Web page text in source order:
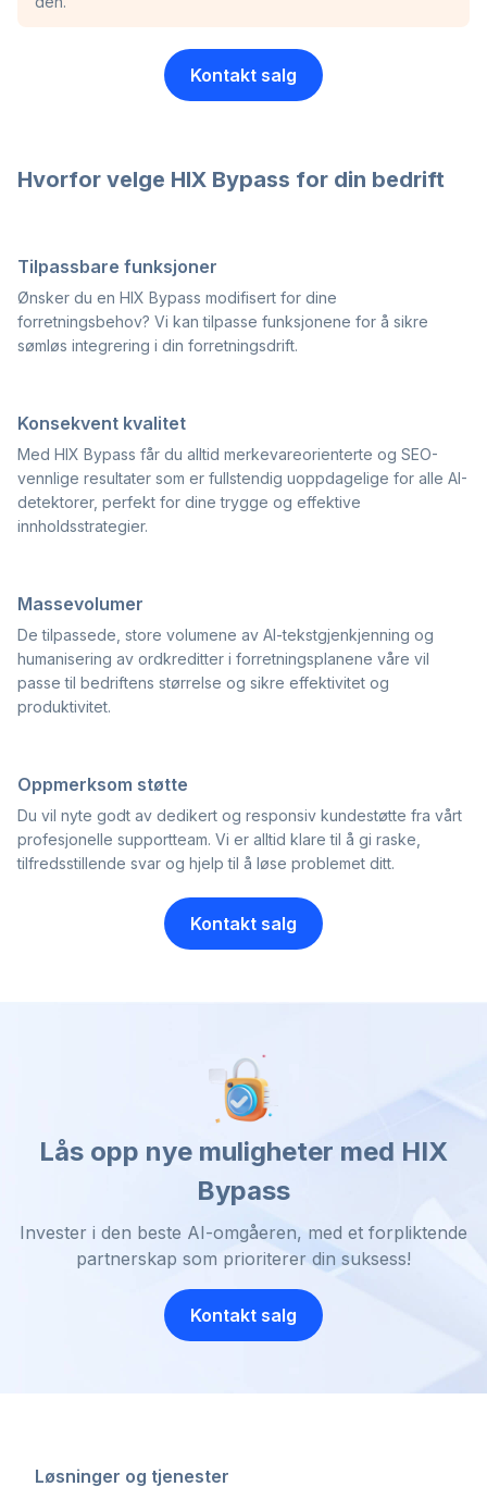
Kontakt salg
Hvorfor velge HIX Bypass for din bedrift
Tilpassbare funksjoner
Ønsker du en HIX Bypass modifisert for dine
forretningsbehov? Vi kan tilpasse funksjonene for å sikre
sømløs integrering i din forretningsdrift.
Konsekvent kvalitet
Med HIX Bypass får du alltid merkevareorienterte og SEO-
vennlige resultater som er fullstendig uoppdagelige for alle AI-
detektorer, perfekt for dine trygge og effektive
innholdsstrategier.
Massevolumer
De tilpassede, store volumene av AI-tekstgjenkjenning og
humanisering av ordkreditter i forretningsplanene våre vil
passe til bedriftens størrelse og sikre effektivitet og
produktivitet.
Oppmerksom støtte
Du vil nyte godt av dedikert og responsiv kundestøtte fra vårt
profesjonelle supportteam. Vi er alltid klare til å gi raske,
tilfredsstillende svar og hjelp til å løse problemet ditt.
Kontakt salg
Lås opp nye muligheter med HIX
Bypass
Invester i den beste AI-omgåeren, med et forpliktende
partnerskap som prioriterer din suksess!
Kontakt salg
Løsninger og tjenester